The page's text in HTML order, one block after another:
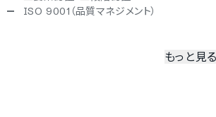
ISO 9001（品質マネジメント）
もっと見る